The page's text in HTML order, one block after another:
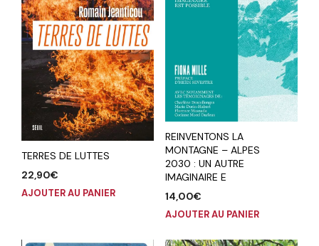
TERRES DE LUTTES
22,90€
AJOUTER AU PANIER
REINVENTONS LA
MONTAGNE – ALPES
2030 : UN AUTRE
IMAGINAIRE E
14,00€
AJOUTER AU PANIER